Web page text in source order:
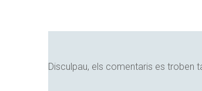
Disculpau, els comentaris es troben